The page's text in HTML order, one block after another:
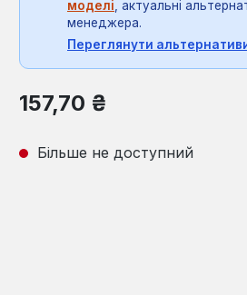
моделі , актуальні
менеджера.
Переглянути
Звичайна ціна:
157,70 ₴
Більше не доступний